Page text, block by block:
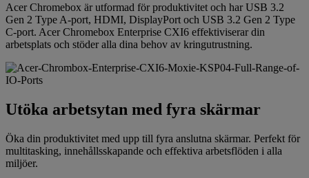
Acer Chromebox är utformad för produktivitet och har USB 3.2
Gen 2 Type A-port, HDMI, DisplayPort och USB 3.2 Gen 2 Type
C-port. Acer Chromebox Enterprise CXI6 effektiviserar din
arbetsplats och stöder alla dina behov av kringutrustning.
Utöka arbetsytan med fyra skärmar
Öka din produktivitet med upp till fyra anslutna skärmar. Perfekt för
multitasking, innehållsskapande och effektiva arbetsflöden i alla
miljöer.